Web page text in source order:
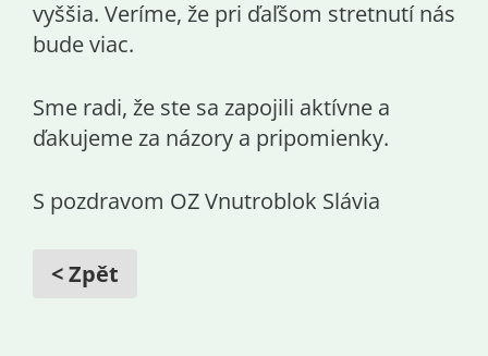
vyššia. Veríme, že pri ďaľšom stretnutí nás
bude viac.
Sme radi, že ste sa zapojili aktívne a
ďakujeme za názory a pripomienky.
S pozdravom OZ Vnutroblok Slávia
< Zpět